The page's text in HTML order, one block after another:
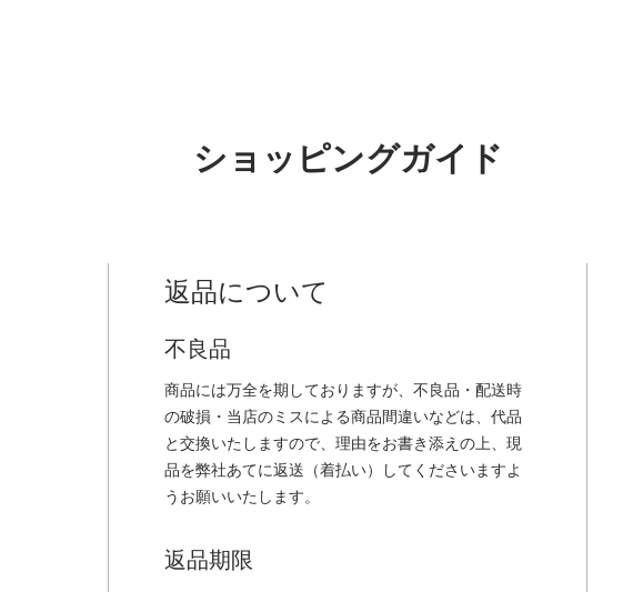
ショッピングガイド
返品について
不良品
商品には万全を期しておりますが、不良品・配送時
の破損・当店のミスによる商品間違いなどは、代品
と交換いたしますので、理由をお書き添えの上、現
品を弊社あてに返送（着払い）してくださいますよ
うお願いいたします。
返品期限